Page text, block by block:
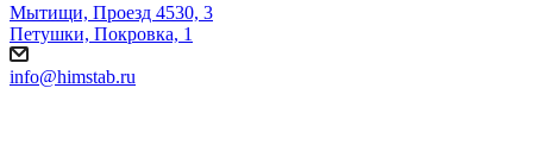
Мытищи, Проезд 4530, 3
Петушки, Покровка, 1
info@himstab.ru